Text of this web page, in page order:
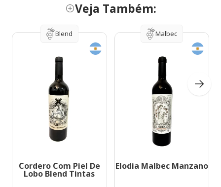
Veja Também:
Blend
Cordero Com Piel De
Lobo Blend Tintas
Malbec
Elodia Malbec Manzano